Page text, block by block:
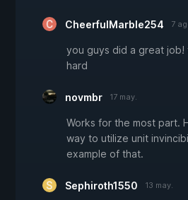
CheerfulMarble254 7
you guys did a great job!
hard
novmbr 17 may.
Works for the most part.
way to utilize unit
example of that.
Sephiroth1550 13 may.